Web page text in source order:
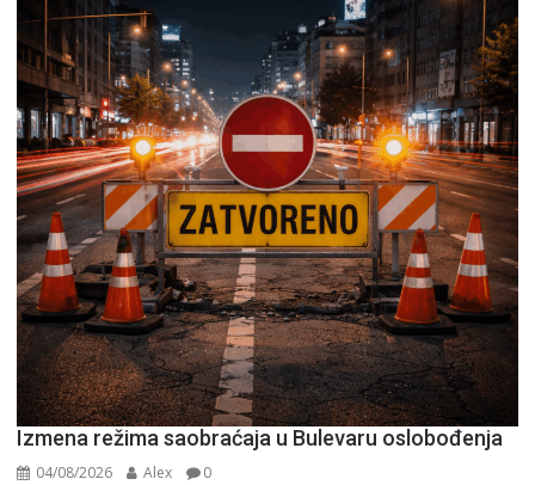
Izmena režima saobraćaja u Bulevaru oslobođenja
04/08/2026 Alex 0